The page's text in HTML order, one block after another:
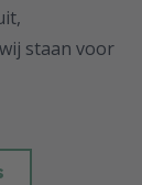
staan voor